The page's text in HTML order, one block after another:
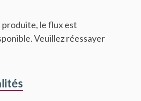
produite, le flux est
Veuillez réessayer